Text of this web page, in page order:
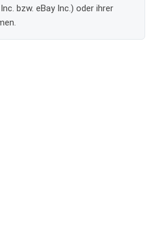
bzw. eBay Inc.) oder ihrer